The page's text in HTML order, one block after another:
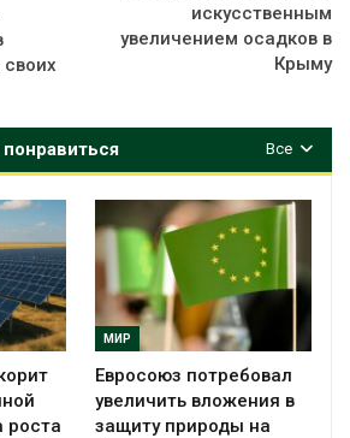
искусственным
увеличением осадков в
Крыму
Все
роста
МИР
Евросоюз потребовал
увеличить вложения в
защиту природы на